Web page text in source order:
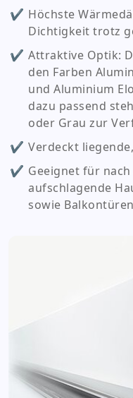
Höchste
Dichtigkeit trotz
Attraktive Optik:
den Farben
und Aluminium
dazu passend
oder Grau zur
Verdeckt
Geeignet für
aufschlagende
sowie Balkontüren